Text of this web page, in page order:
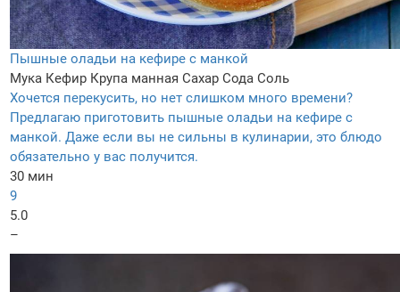
Пышные оладьи на кефире с манкой
Мука Кефир Крупа манная Сахар Сода Соль
Хочется перекусить, но нет слишком много времени?
Предлагаю приготовить пышные оладьи на кефире с
манкой. Даже если вы не сильны в кулинарии, это блюдо
обязательно у вас получится.
30 мин
9
5.0
–